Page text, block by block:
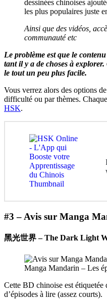
dessinées chinoises
les plus populaires juste
Ainsi que des vidéos,
communauté etc
Le problème est que le
tant il y a de choses à
le tout un peu plus facile.
Vous verrez alors des options
difficulté ou par thèmes.
HSK.
#3 – Avis sur Manga
黑光世界 – The Dark Light
Manga Mandarin – Les
Cette BD chinoise est étiquetée
d’épisodes à lire (assez courts).